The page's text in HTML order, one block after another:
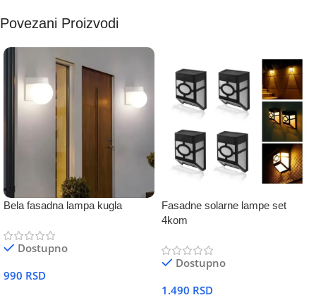
Povezani Proizvodi
Bela fasadna lampa kugla
Dostupno
990 RSD
Fasadne solarne lampe set
4kom
Dostupno
1.490 RSD